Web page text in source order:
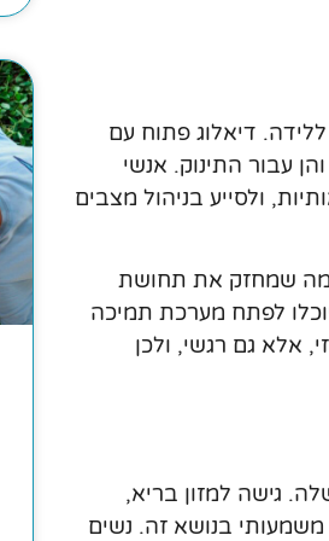
דיאלוג פתוח עם
עבור התינוק. אנשי
ולסייע בניהול מצבים
מה שמחזק את תחושת
לפתח מערכת תמיכה
אלא גם רגשי, ולכן
גישה למזון בריא,
בנושא זה. נשים